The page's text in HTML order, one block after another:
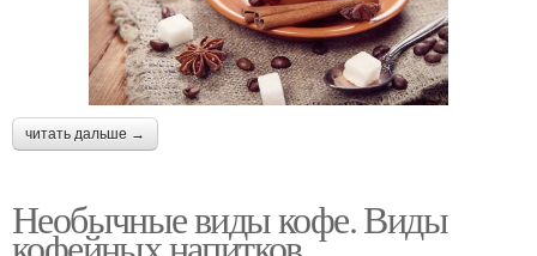
читать дальше →
Необычные виды кофе. Виды